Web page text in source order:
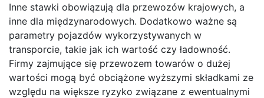
Inne stawki obowiązują dla przewozów krajowych, a
inne dla międzynarodowych. Dodatkowo ważne są
parametry pojazdów wykorzystywanych w
transporcie, takie jak ich wartość czy ładowność.
Firmy zajmujące się przewozem towarów o dużej
wartości mogą być obciążone wyższymi składkami ze
względu na większe ryzyko związane z ewentualnymi